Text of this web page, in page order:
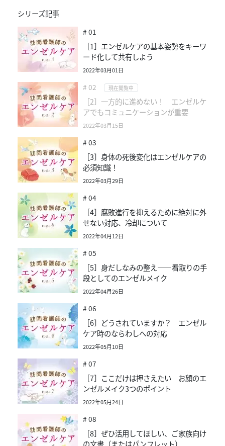
シリーズ記事
# 01
［1］エンゼルケアの基本姿勢をキーワ
ード化して共有しよう
2022年03月01日
# 02 現在閲覧中
［2］一方的に進めない！ エンゼルケ
アでもコミュニケーションが重要
2022年03月15日
# 03
［3］身体の死後変化はエンゼルケアの
必須知識！
2022年03月29日
# 04
［4］腐敗進行を抑えるために絶対に外
せない対応、冷却について
2022年04月12日
# 05
［5］身だしなみの整え――看取りの手
段としてのエンゼルメイク
2022年04月26日
# 06
［6］どうされていますか？ エンゼル
ケア時のならわしへの対応
2022年05月10日
# 07
［7］ここだけは押さえたい お顔のエ
ンゼルメイク3つのポイント
2022年05月24日
# 08
［8］ぜひ活用してほしい、ご家族向け
の文書（またはパンフレット）